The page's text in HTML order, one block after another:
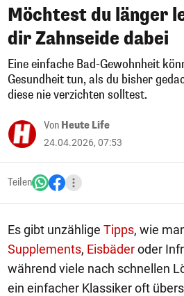
Möchtest du länger
dir Zahnseide dabei
Eine einfache Bad-Gewohnheit
Gesundheit tun, als du bisher
diese nie verzichten solltest.
Von Heute Life
24.04.2026, 07:53
Teilen
Es gibt unzählige Tipps, wie
Supplements, Eisbäderoder
während viele nach schnellen
ein einfacher Klassiker oft